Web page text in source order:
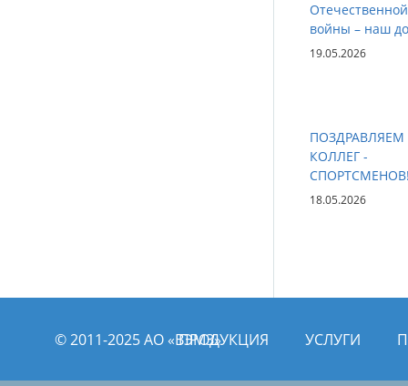
Отечественной
войны – наш
19.05.2026
ПОЗДРАВЛЯЕМ
КОЛЛЕГ -
18.05.2026
© 2011­­-2025 АО «ВЭМЗ»ПРОДУКЦИЯ УСЛУГИ